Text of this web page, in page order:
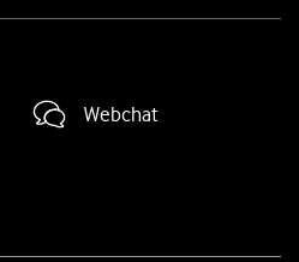
Webchat